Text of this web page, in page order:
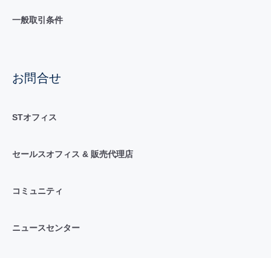
一般取引条件
お問合せ
STオフィス
セールスオフィス & 販売代理店
コミュニティ
ニュースセンター